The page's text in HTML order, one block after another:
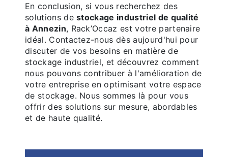
En conclusion, si vous recherchez des
solutions destockage industriel de qualité
à Annezin, Rack’Occaz est votre partenaire
idéal. Contactez-nous dès aujourd'hui pour
discuter de vos besoins en matière de
stockage industriel, et découvrez comment
nous pouvons contribuer à l'amélioration de
votre entreprise en optimisant votre espace
de stockage. Nous sommes là pour vous
offrir des solutions sur mesure, abordables
et de haute qualité.